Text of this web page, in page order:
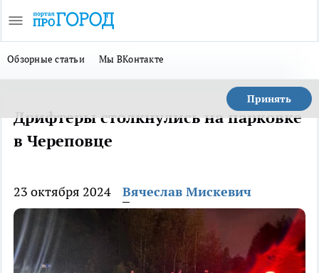
Обзорные статьи Мы ВКонтакте
Принять
Дрифтеры столкнулись на парковке
в Череповце
23 октября 2024 Вячеслав Мискевич